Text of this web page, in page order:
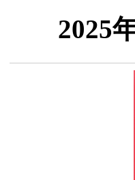
2025